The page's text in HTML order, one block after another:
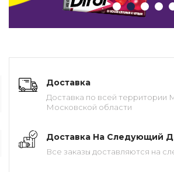
Доставка
Доставка по всей территории
Московской области
Доставка На Следующий
Все заказы доставляются на